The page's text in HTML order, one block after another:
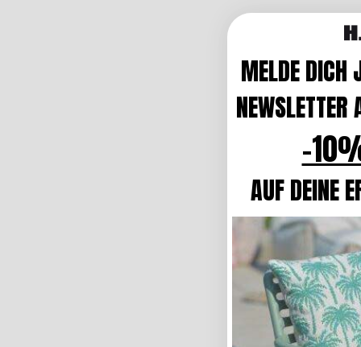
MELDE DICH
NEWSLETTER
-
AUF DEINE